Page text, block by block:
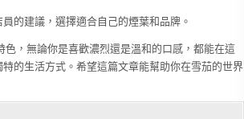
的建議，選擇適合自己的煙葉和品牌。
，無論你是喜歡濃烈還是溫和的口感，都能在這
的生活方式。希望這篇文章能幫助你在雪茄的世界